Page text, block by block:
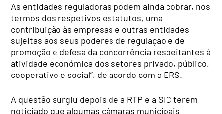
As entidades reguladoras podem ainda cobrar, nos
termos dos respetivos estatutos, uma
contribuição às empresas e outras entidades
sujeitas aos seus poderes de regulação e de
promoção e defesa da concorrência respeitantes à
atividade económica dos setores privado, público,
cooperativo e social”, de acordo com a ERS.
A questão surgiu depois de a RTP e a SIC terem
noticiado que algumas câmaras municipais